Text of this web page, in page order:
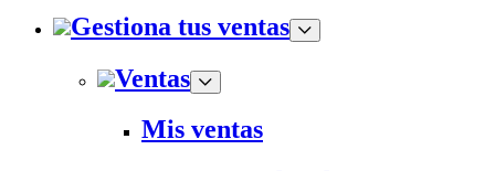
Gestiona tus ventas
Ventas
Mis ventas